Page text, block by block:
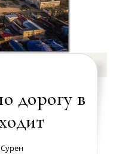
дорогу в
Сурен